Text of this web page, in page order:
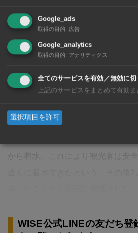
OYASHIKI Home’s Bangkok
シームレスな提案と最新の管理
不動産にまつわるすベてに対応
ていたガイドが取り残されていた
から着水。これにより観光客は安
WISE公式LINEの友だち登
Google_ads
取得の目的: 広告
Google_analytics
取得の目的: アナリティクス
全てのサービスを有効／無効に切
上記のサービスをまとめて有効
選択項目を許可